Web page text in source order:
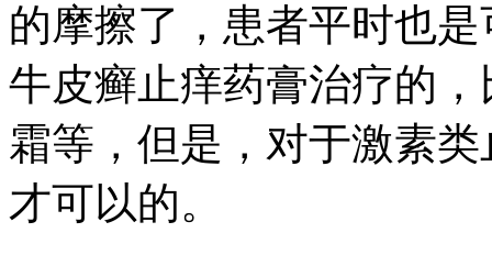
的摩擦了，患者平时也
牛皮癣止痒药膏治疗的
霜等，但是，对于激素
才可以的。